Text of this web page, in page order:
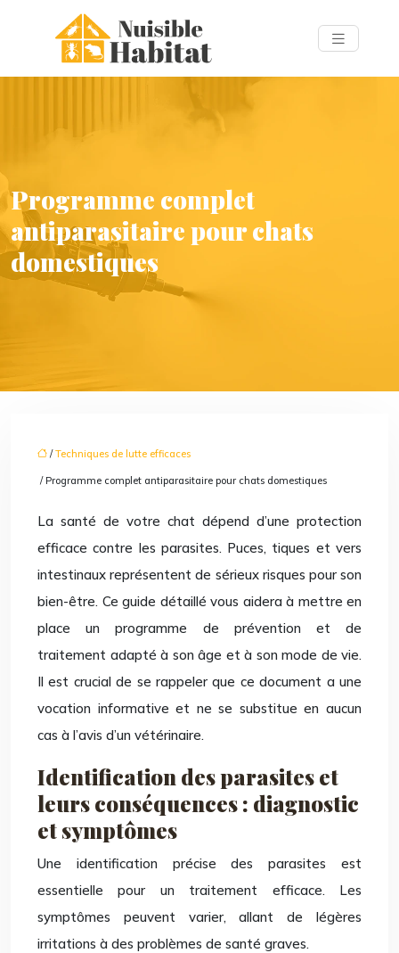
Programme complet
antiparasitaire pour chats
domestiques
/Techniques de lutte efficaces
/ Programme complet antiparasitaire pour chats domestiques
La santé de votre chat dépend d’une protection
efficace contre les parasites. Puces, tiques et vers
intestinaux représentent de sérieux risques pour son
bien-être. Ce guide détaillé vous aidera à mettre en
place un programme de prévention et de
traitement adapté à son âge et à son mode de vie.
Il est crucial de se rappeler que ce document a une
vocation informative et ne se substitue en aucun
cas à l’avis d’un vétérinaire.
Identification des parasites et
leurs conséquences : diagnostic
et symptômes
Une identification précise des parasites est
essentielle pour un traitement efficace. Les
symptômes peuvent varier, allant de légères
irritations à des problèmes de santé graves.